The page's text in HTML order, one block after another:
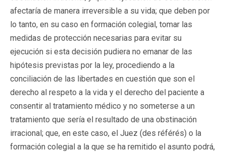
afectaría de manera irreversible a su vida; que deben por
lo tanto, en su caso en formación colegial, tomar las
medidas de protección necesarias para evitar su
ejecución si esta decisión pudiera no emanar de las
hipótesis previstas por la ley, procediendo a la
conciliación de las libertades en cuestión que son el
derecho al respeto a la vida y el derecho del paciente a
consentir al tratamiento médico y no someterse a un
tratamiento que sería el resultado de una obstinación
irracional; que, en este caso, el Juez (des référés) o la
formación colegial a la que se ha remitido el asunto podrá,